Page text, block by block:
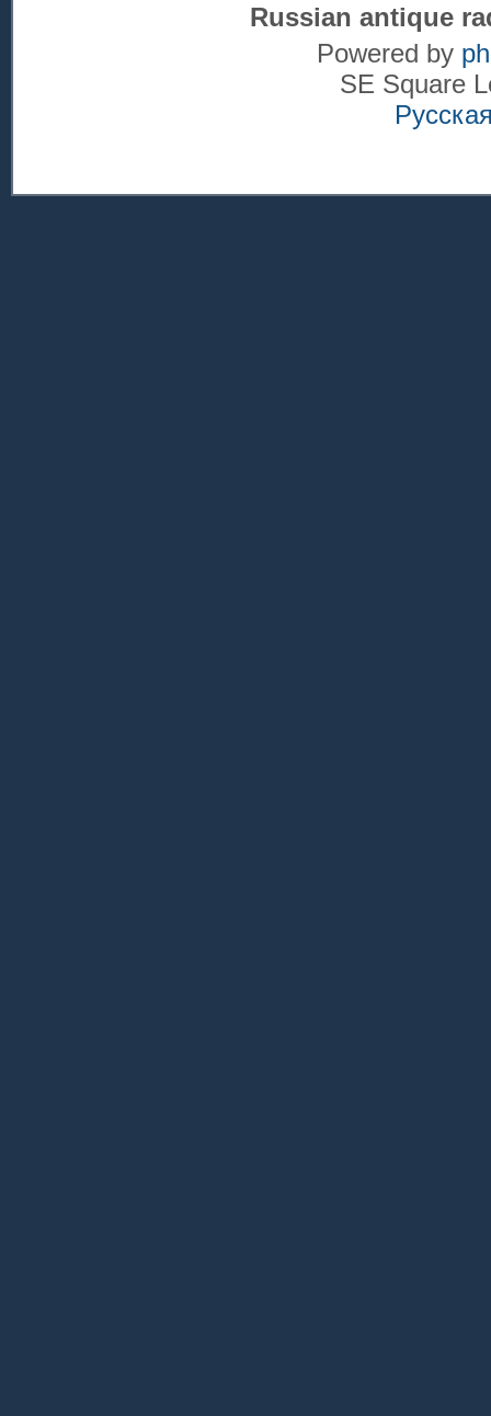
Russian antique
Powered by
SE Square